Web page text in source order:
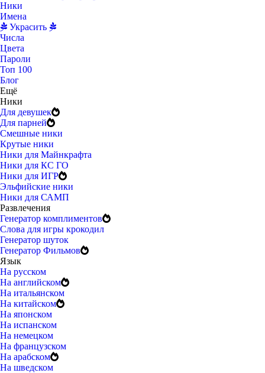
Ники
Имена
Украсить
Числа
Цвета
Пароли
Топ 100
Блог
Ещё
Ники
Для девушек
Для парней
Смешные ники
Крутые ники
Ники для Майнкрафта
Ники для КС ГО
Ники для ИГР
Эльфийские ники
Ники для САМП
Развлечения
Генератор комплиментов
Слова для игры крокодил
Генератор шуток
Генератор Фильмов
Язык
На русском
На английском
На итальянском
На китайском
На японском
На испанском
На немецком
На французском
На арабском
На шведском